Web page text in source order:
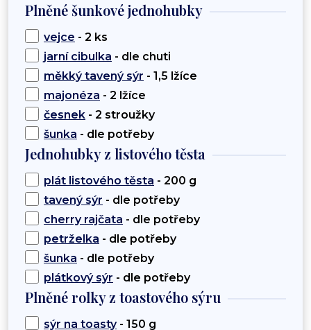
Plněné šunkové jednohubky
vejce - 2 ks
jarní cibulka - dle chuti
měkký tavený sýr - 1,5 lžíce
majonéza - 2 lžíce
česnek - 2 stroužky
šunka - dle potřeby
Jednohubky z listového těsta
plát listového těsta - 200 g
tavený sýr - dle potřeby
cherry rajčata - dle potřeby
petrželka - dle potřeby
šunka - dle potřeby
plátkový sýr - dle potřeby
Plněné rolky z toastového sýru
sýr na toasty- 150 g